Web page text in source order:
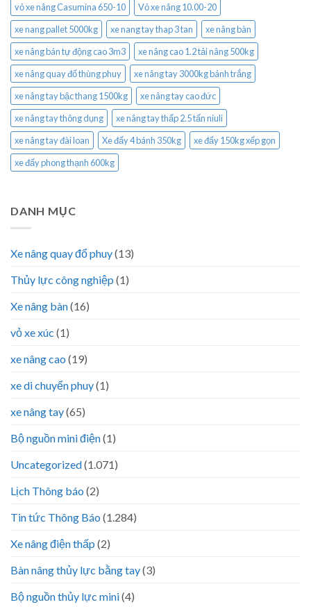
vỏ xe nâng Casumina 650-10
Vỏ xe nâng 10.00-20
xe nang pallet 5000kg
xe nang tay thap 3 tan
xe nâng bàn
xe nâng bán tự động cao 3m3
xe nâng cao 1.2 tải nâng 500kg
xe nâng quay đổ thùng phuy
xe nâng tay 3000kg bánh trắng
xe nâng tay bậc thang 1500kg
xe nâng tay cao đức
xe nâng tay thông dụng
xe nâng tay thấp 2.5 tấn niuli
xe nâng tay đài loan
Xe đẩy 4 bánh 350kg
xe đẩy 150kg xếp gọn
xe đẩy phong thạnh 600kg
DANH MỤC
Xe nâng quay đổ phuy(13)
Thủy lực công nghiệp (1)
Xe nâng bàn(16)
vỏ xe xúc (1)
xe nâng cao (19)
xe di chuyển phuy(1)
xe nâng tay(65)
Bộ nguồn mini điện(1)
Uncategorized(1.071)
Lịch Thông báo (2)
Tin tức Thông Báo (1.284)
Xe nâng điện thấp (2)
Bàn nâng thủy lực bằng tay(3)
Bộ nguồn thủy lực mini(4)